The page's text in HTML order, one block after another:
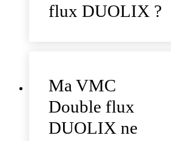
flux DUOLIX ?
Ma VMC
Double flux
DUOLIX ne